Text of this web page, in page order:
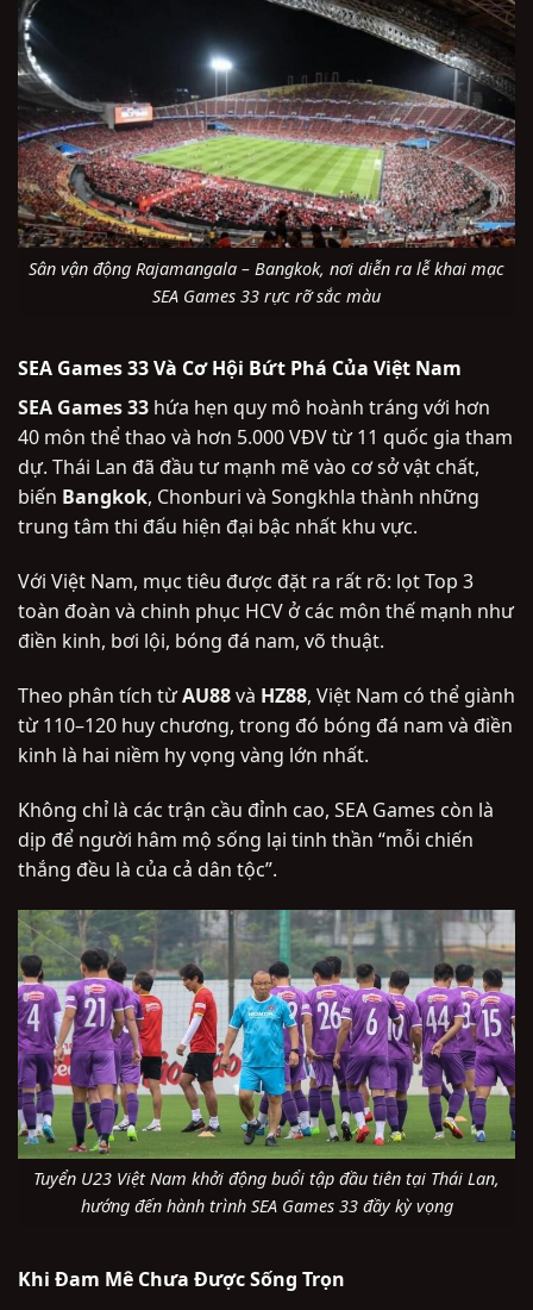
Sân vận động Rajamangala – Bangkok, nơi diễn ra lễ khai mạc
SEA Games 33 rực rỡ sắc màu
SEA Games 33 Và Cơ Hội Bứt Phá Của Việt Nam
SEA Games 33 hứa hẹn quy mô hoành tráng với hơn
40 môn thể thao và hơn 5.000 VĐV từ 11 quốc gia tham
dự. Thái Lan đã đầu tư mạnh mẽ vào cơ sở vật chất,
biến Bangkok, Chonburi và Songkhla thành những
trung tâm thi đấu hiện đại bậc nhất khu vực.
Với Việt Nam, mục tiêu được đặt ra rất rõ: lọt Top 3
toàn đoàn và chinh phục HCV ở các môn thế mạnh như
điền kinh, bơi lội, bóng đá nam, võ thuật.
Theo phân tích từAU88và HZ88, Việt Nam có thể giành
từ 110–120 huy chương, trong đó bóng đá nam và điền
kinh là hai niềm hy vọng vàng lớn nhất.
Không chỉ là các trận cầu đỉnh cao, SEA Games còn là
dịp để người hâm mộ sống lại tinh thần “mỗi chiến
thắng đều là của cả dân tộc”.
Tuyển U23 Việt Nam khởi động buổi tập đầu tiên tại Thái Lan,
hướng đến hành trình SEA Games 33 đầy kỳ vọng
Khi Đam Mê Chưa Được Sống Trọn